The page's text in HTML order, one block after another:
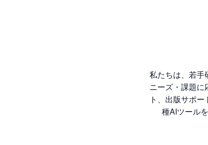
私たちは、若手
ニーズ・課題
ト、出版サポ
種AIツール